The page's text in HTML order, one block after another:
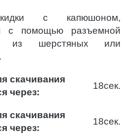
с капюшоном,
с помощью разъемной
из шерстяных или
скачивания
через:
18сек.
скачивания
через:
18сек.